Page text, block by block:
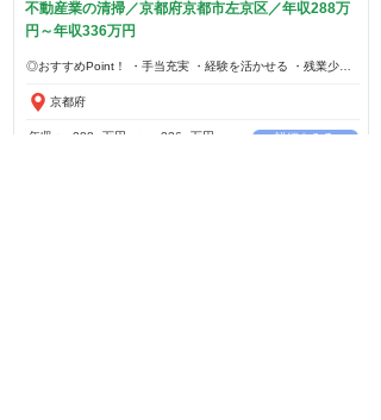
不動産業の清掃／京都府京都市左京区／年収288万
円～年収336万円
京都府
年収： 288 万円 336 万円 詳細をみる